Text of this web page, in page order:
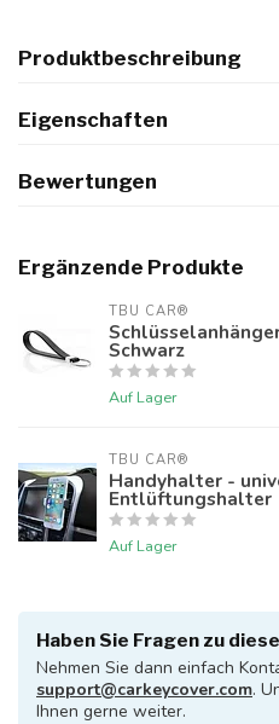
Produktbeschreibung
Eigenschaften
Bewertungen
Ergänzende Produkte
TBU CAR®
Schwarz
Auf Lager
TBU CAR®
Handyhalter -
Entlüftungshalter
Auf Lager
Haben Sie Fragen zu
Nehmen Sie dann einfach
support@carkeycover.com.
Ihnen gerne weiter.